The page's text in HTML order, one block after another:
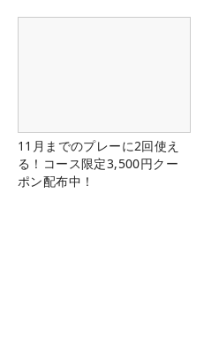
11月までのプレーに2回使え
る！コース限定3,500円クー
ポン配布中！